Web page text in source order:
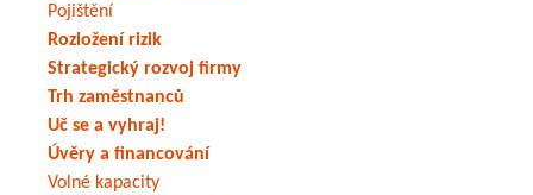
Pojištění
Rozložení rizik
Strategický rozvoj firmy
Trh zaměstnanců
Uč se a vyhraj!
Úvěry a financování
Volné kapacity